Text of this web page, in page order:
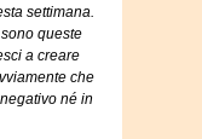
settimana.
queste
a creare
che
né in